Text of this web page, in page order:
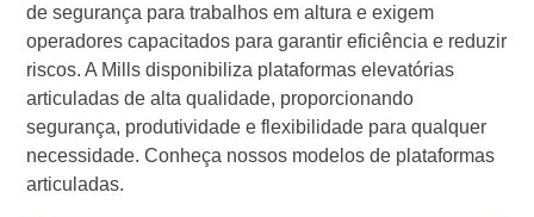
de segurança para trabalhos em altura e exigem
operadores capacitados para garantir eficiência e reduzir
riscos. A Mills disponibiliza plataformas elevatórias
articuladas de alta qualidade, proporcionando
segurança, produtividade e flexibilidade para qualquer
necessidade. Conheça nossos modelos de plataformas
articuladas.